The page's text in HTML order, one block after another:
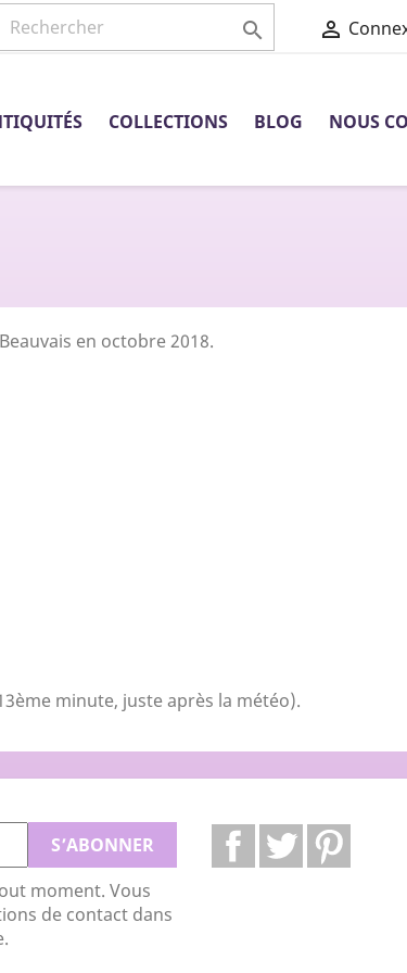
 
COLLECTIONS BLOG NOUS
en octobre 2018.
minute, juste après la météo).
moment. Vous
de contact dans
FacebookTwitter